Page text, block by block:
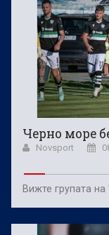
Черно море
Novsport
Вижте групата